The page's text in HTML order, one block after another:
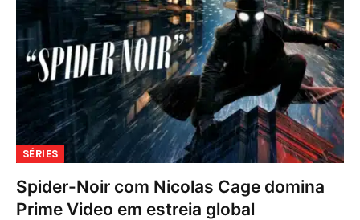
SÉRIES
Spider-Noir com Nicolas Cage domina
Prime Video em estreia global